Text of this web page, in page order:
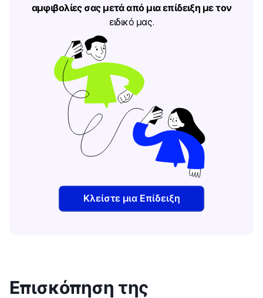
αμφιβολίες σας μετά από μια επίδειξη με τον
ειδικό μας.
Κλείστε μια Επίδειξη
Επισκόπηση της